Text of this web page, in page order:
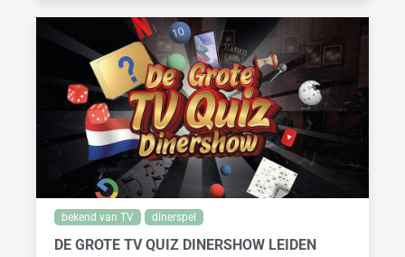
bekend van TV dinerspel
DE GROTE TV QUIZ DINERSHOW LEIDEN